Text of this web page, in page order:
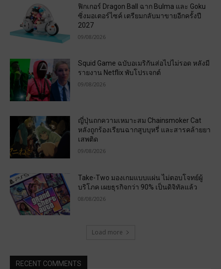
ฟิกเกอร์ Dragon Ball ฉาก Bulma และ Goku
ซิ่งมอเตอร์ไซค์ เตรียมกลับมาขายอีกครั้งปี
2027
09/08/2026
Squid Game ฉบับอเมริกันส่อไปไม่รอด หลังมี
รายงาน Netflix พับโปรเจกต์
09/08/2026
ญี่ปุ่นถกความเหมาะสม Chainsmoker Cat
หลังถูกร้องเรียนฉากสูบบุหรี่ และสารคล้ายยา
เสพติด
09/08/2026
Take-Two มองเกมแบบแผ่น ไม่ตอบโจทย์ผู้
บริโภค เผยธุรกิจกว่า 90% เป็นดิจิทัลแล้ว
08/08/2026
Load more
RECENT COMMENTS